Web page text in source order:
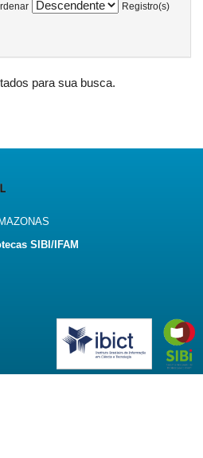
Registro(s)
para sua busca.
SIBI/IFAM